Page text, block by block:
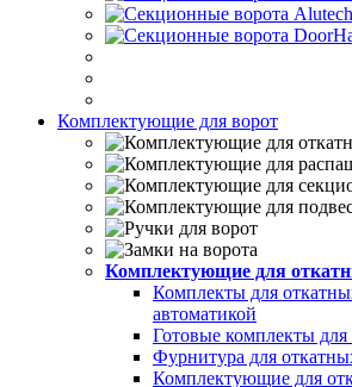
Комплектующие для ворот
Комплектующие для
Комплекты для
автоматикой
Готовые комплекты для
Фурнитура для
Комплектующие для